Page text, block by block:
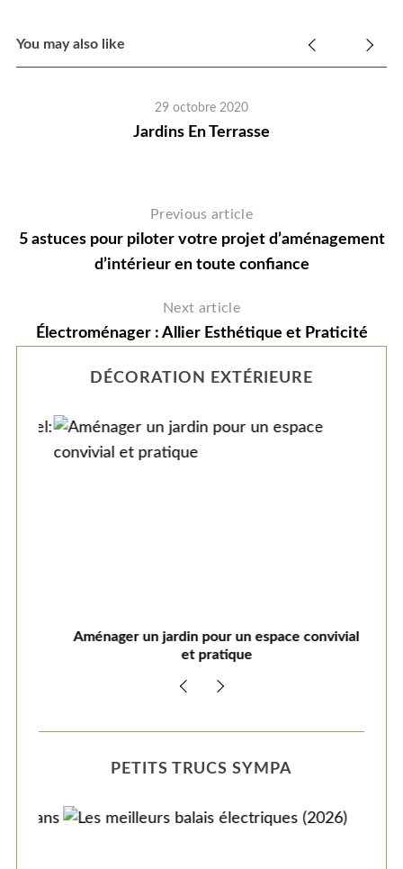
You may also like
29 octobre 2020
Jardins En Terrasse
Previous article
5 astuces pour piloter votre projet d’aménagement
d’intérieur en toute confiance
Next article
Électroménager : Allier Esthétique et Praticité
DÉCORATION EXTÉRIEURE
Aménager un jardin pour un espace convivial
et pratique
PETITS TRUCS SYMPA